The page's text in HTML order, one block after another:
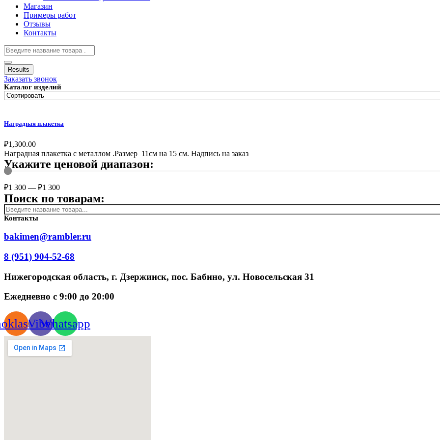
Магазин
Примеры работ
Отзывы
Контакты
Results
Заказать звонок
Каталог изделий
Наградная плакетка
₽1,300.00
Наградная плакетка с металлом .Размер 11см на 15 см. Надпись на заказ
Укажите ценовой диапазон:
₽1 300 — ₽1 300
Поиск по товарам:
Контакты
bakimen@rambler.ru
8 (951) 904-52-68
Нижегородская область, г. Дзержинск, пос. Бабино, ул. Новосельская 31
Ежедневно с 9:00 до 20:00
ViberWhatsapp